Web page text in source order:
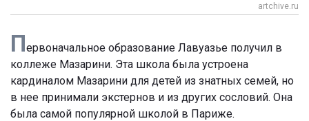
artchive.ru
Первоначальное образование Лавуазье получил в
коллеже Мазарини. Эта школа была устроена
кардиналом Мазарини для детей из знатных семей, но
в нее принимали экстернов и из других сословий. Она
была самой популярной школой в Париже.